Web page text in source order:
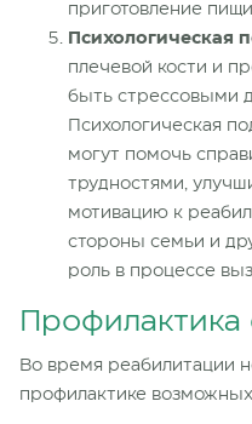
приготовление
Психологическая
плечевой кости и
быть стрессовыми
Психологическая
могут помочь
трудностями,
мотивацию к
стороны семьи и
роль в процессе
Во время реабилитации
профилактике